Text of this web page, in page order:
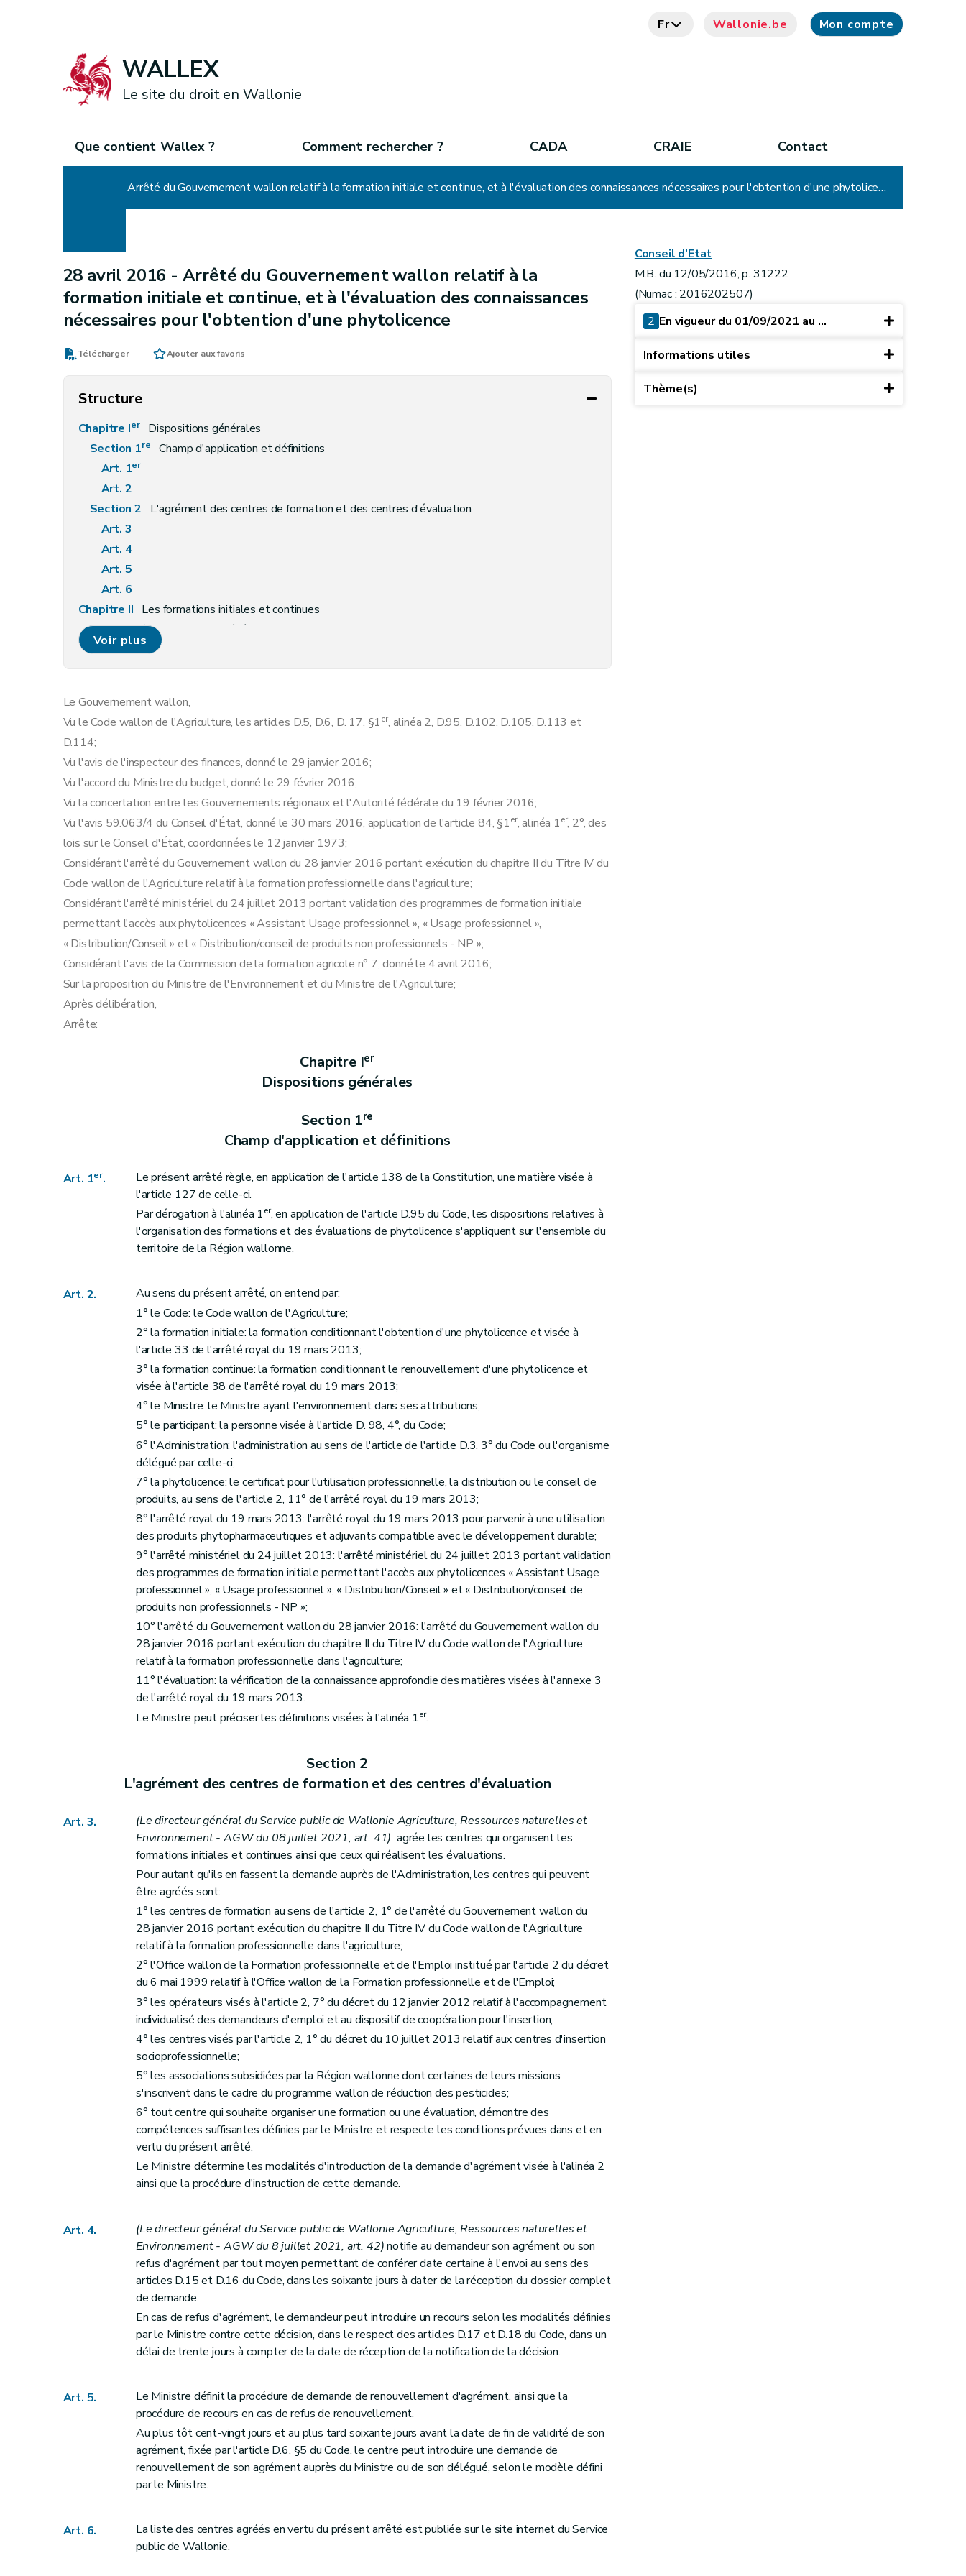
Fr Wallonie.be Mon compte
WALLEX
Le site du droit en Wallonie
Que contient Wallex ? Comment rechercher ? CADA CRAIE Contact
Arrêté du Gouvernement wallon relatif à la formation initiale et continue, et à l'évaluation des connaissances nécessaires pour l'obtention d'une phytolicence
28 avril 2016 - Arrêté du Gouvernement wallon relatif à la
formation initiale et continue, et à l'évaluation des connaissances
nécessaires pour l'obtention d'une phytolicence
Télécharger Ajouter aux favoris
Structure
Chapitre Ier
Dispositions générales
Section 1re
Champ d'application et définitions
Art. 1er
Art. 2
Section 2
L'agrément des centres de formation et des centres d'évaluation
Art. 3
Art. 4
Art. 5
Art. 6
Chapitre II Les formations initiales et continues
Section 1re
Dispositions générales
Art. 7
Art. 9
Section 3 Les formations continues
Art. 11
Art. 12
Chapitre III L'évaluation
Art. 13
Art. 14
Art. 15
Chapitre IV Les contrôles et les sanctions
Art. 16
Art. 17
Art. 18
Chapitre V Dispositions transitoires et finales
Art. 19
Art. 20
Art. 21
Voir plus
Le Gouvernement wallon,
Vu le Code wallon de l'Agriculture, les articles D.5, D.6, D. 17, §1er, alinéa 2, D.95, D.102, D.105, D.113 et
D.114;
Vu l'avis de l'inspecteur des finances, donné le 29 janvier 2016;
Vu l'accord du Ministre du budget, donné le 29 février 2016;
Vu la concertation entre les Gouvernements régionaux et l'Autorité fédérale du 19 février 2016;
Vu l'avis 59.063/4 du Conseil d'État, donné le 30 mars 2016, application de l'article 84, §1er, alinéa 1er, 2°, des
lois sur le Conseil d'État, coordonnées le 12 janvier 1973;
Considérant l'arrêté du Gouvernement wallon du 28 janvier 2016 portant exécution du chapitre II du Titre IV du
Code wallon de l'Agriculture relatif à la formation professionnelle dans l'agriculture;
Considérant l'arrêté ministériel du 24 juillet 2013 portant validation des programmes de formation initiale
permettant l'accès aux phytolicences « Assistant Usage professionnel », « Usage professionnel »,
« Distribution/Conseil » et « Distribution/conseil de produits non professionnels - NP »;
Considérant l'avis de la Commission de la formation agricole n° 7, donné le 4 avril 2016;
Sur la proposition du Ministre de l'Environnement et du Ministre de l'Agriculture;
Après délibération,
Arrête:
Chapitre Ier
Dispositions générales
Section 1re
Champ d'application et définitions
Art. 1er.
Le présent arrêté règle, en application de l'article 138 de la Constitution, une matière visée à
l'article 127 de celle-ci.
Par dérogation à l'alinéa 1er, en application de l'article D.95 du Code, les dispositions relatives à
l'organisation des formations et des évaluations de phytolicence s'appliquent sur l'ensemble du
territoire de la Région wallonne.
Art. 2.
Au sens du présent arrêté, on entend par:
1° le Code: le Code wallon de l'Agriculture;
2° la formation initiale: la formation conditionnant l'obtention d'une phytolicence et visée à
l'article 33 de l'arrêté royal du 19 mars 2013;
3° la formation continue: la formation conditionnant le renouvellement d'une phytolicence et
visée à l'article 38 de l'arrêté royal du 19 mars 2013;
4° le Ministre: le Ministre ayant l'environnement dans ses attributions;
5° le participant: la personne visée à l'article D. 98, 4°, du Code;
6° l'Administration: l'administration au sens de l'article de l'article D.3, 3° du Code ou l'organisme
délégué par celle-ci;
7° la phytolicence: le certificat pour l'utilisation professionnelle, la distribution ou le conseil de
produits, au sens de l'article 2, 11° de l'arrêté royal du 19 mars 2013;
8° l'arrêté royal du 19 mars 2013: l'arrêté royal du 19 mars 2013 pour parvenir à une utilisation
des produits phytopharmaceutiques et adjuvants compatible avec le développement durable;
9° l'arrêté ministériel du 24 juillet 2013: l'arrêté ministériel du 24 juillet 2013 portant validation
des programmes de formation initiale permettant l'accès aux phytolicences « Assistant Usage
professionnel », « Usage professionnel », « Distribution/Conseil » et « Distribution/conseil de
produits non professionnels - NP »;
10° l'arrêté du Gouvernement wallon du 28 janvier 2016: l'arrêté du Gouvernement wallon du
28 janvier 2016 portant exécution du chapitre II du Titre IV du Code wallon de l'Agriculture
relatif à la formation professionnelle dans l'agriculture;
11° l'évaluation: la vérification de la connaissance approfondie des matières visées à l'annexe 3
de l'arrêté royal du 19 mars 2013.
Le Ministre peut préciser les définitions visées à l'alinéa 1er.
Section 2
L'agrément des centres de formation et des centres d'évaluation
Art. 3.
(Le directeur général du Service public de Wallonie Agriculture, Ressources naturelles et
Environnement - AGW du 08 juillet 2021, art. 41) agrée les centres qui organisent les
formations initiales et continues ainsi que ceux qui réalisent les évaluations.
Pour autant qu'ils en fassent la demande auprès de l'Administration, les centres qui peuvent
être agréés sont:
1° les centres de formation au sens de l'article 2, 1° de l'arrêté du Gouvernement wallon du
28 janvier 2016 portant exécution du chapitre II du Titre IV du Code wallon de l'Agriculture
relatif à la formation professionnelle dans l'agriculture;
2° l'Office wallon de la Formation professionnelle et de l'Emploi institué par l'article 2 du décret
du 6 mai 1999 relatif à l'Office wallon de la Formation professionnelle et de l'Emploi;
3° les opérateurs visés à l'article 2, 7° du décret du 12 janvier 2012 relatif à l'accompagnement
individualisé des demandeurs d'emploi et au dispositif de coopération pour l'insertion;
4° les centres visés par l'article 2, 1° du décret du 10 juillet 2013 relatif aux centres d'insertion
socioprofessionnelle;
5° les associations subsidiées par la Région wallonne dont certaines de leurs missions
s'inscrivent dans le cadre du programme wallon de réduction des pesticides;
6° tout centre qui souhaite organiser une formation ou une évaluation, démontre des
compétences suffisantes définies par le Ministre et respecte les conditions prévues dans et en
vertu du présent arrêté.
Le Ministre détermine les modalités d'introduction de la demande d'agrément visée à l'alinéa 2
ainsi que la procédure d'instruction de cette demande.
Art. 4.
(Le directeur général du Service public de Wallonie Agriculture, Ressources naturelles et
Environnement - AGW du 8 juillet 2021, art. 42)notifie au demandeur son agrément ou son
refus d'agrément par tout moyen permettant de conférer date certaine à l'envoi au sens des
articles D.15 et D.16 du Code, dans les soixante jours à dater de la réception du dossier complet
de demande.
En cas de refus d'agrément, le demandeur peut introduire un recours selon les modalités définies
par le Ministre contre cette décision, dans le respect des articles D.17 et D.18 du Code, dans un
délai de trente jours à compter de la date de réception de la notification de la décision.
Art. 5.
Le Ministre définit la procédure de demande de renouvellement d'agrément, ainsi que la
procédure de recours en cas de refus de renouvellement.
Au plus tôt cent-vingt jours et au plus tard soixante jours avant la date de fin de validité de son
agrément, fixée par l'article D.6, §5 du Code, le centre peut introduire une demande de
renouvellement de son agrément auprès du Ministre ou de son délégué, selon le modèle défini
par le Ministre.
Art. 6.
La liste des centres agréés en vertu du présent arrêté est publiée sur le site internet du Service
public de Wallonie.
Conseil d’Etat
M.B. du 12/05/2016, p. 31222
(Numac : 2016202507)
2 En vigueur du 01/09/2021 au ...
Informations utiles
Thème(s)